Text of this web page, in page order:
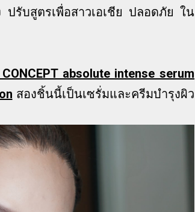
ปรับสูตรเพื่อสาวเอเชีย ปลอดภัย ใน
CONCEPT absolute intense serum
สองชิ้นนี้เป็นเซรั่มและครีมบำรุงผิว